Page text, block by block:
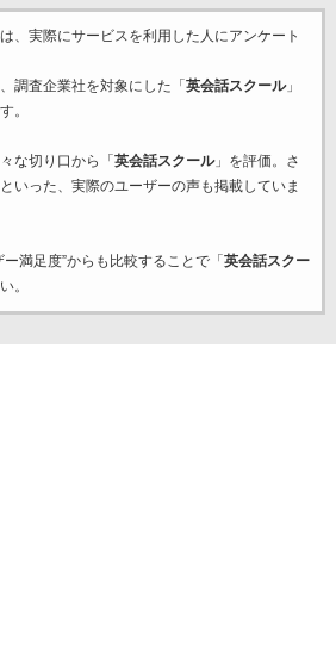
、実際にサービスを利用した 人にアンケート
調査企業社を対象にした「 英会話スクール」
。
な切り口から「 英会話スクール」を評価。さ
いった、実際のユーザーの声も掲載していま
満足度”からも比較することで「 英会話スクー
。